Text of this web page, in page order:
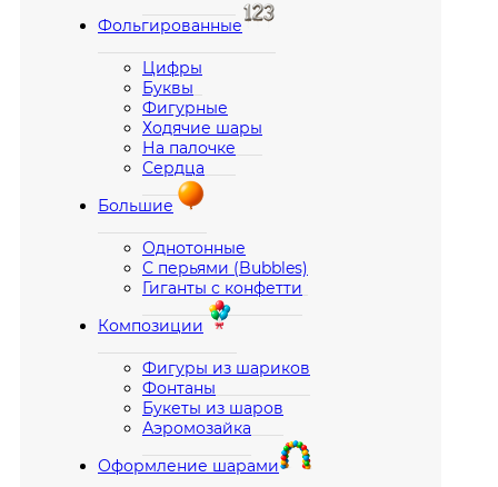
Фольгированные
Цифры
Буквы
Фигурные
Ходячие шары
На палочке
Сердца
Большие
Однотонные
С перьями (Bubbles)
Гиганты с конфетти
Композиции
Фигуры из шариков
Фонтаны
Букеты из шаров
Аэромозайка
Оформление шарами